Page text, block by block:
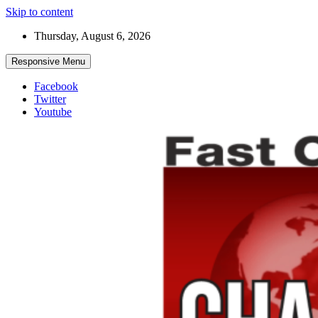
Skip to content
Thursday, August 6, 2026
Responsive Menu
Facebook
Twitter
Youtube